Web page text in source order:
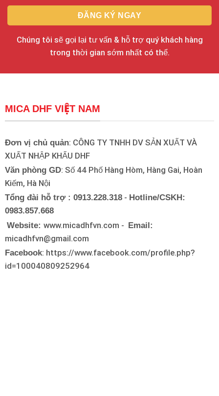
Chúng tôi sẽ gọi lại tư vấn & hỗ trợ quý khách hàng
trong thời gian sớm nhất có thể.
MICA DHF VIỆT NAM
Đơn vị chủ quản: CÔNG TY TNHH DV SẢN XUẤT VÀ
XUẤT NHẬP KHẨU DHF
Văn phòng GD: Số 44 Phố Hàng Hòm, Hàng Gai, Hoàn
Kiếm, Hà Nội
Tổng đài hỗ trợ : 0913.228.318- Hotline/CSKH:
0983.857.668
Website: www.micadhfvn.com - Email:
micadhfvn@gmail.com
Facebook: https://www.facebook.com/profile.php?
id=100040809252964